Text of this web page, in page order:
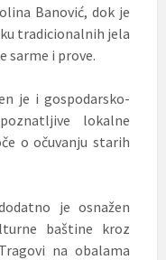
Banović, dok je
tradicionalnih jela
sarme i prove.
je i gospodarsko-
lokalne
o očuvanju starih
je osnažen
baštine kroz
na obalama